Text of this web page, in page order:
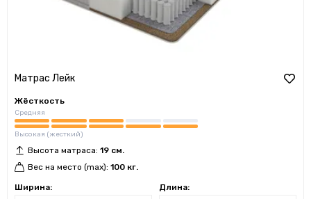
Матрас Лейк
Жёсткость
Средняя
Высокая (жесткий)
Высота матраса: 19 см.
Вес на место (max): 100 кг.
Ширина: Длина: